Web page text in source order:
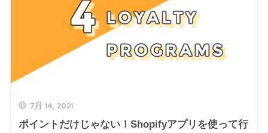
7月 14, 2021
ポイントだけじゃない！Shopifyアプリを使って行